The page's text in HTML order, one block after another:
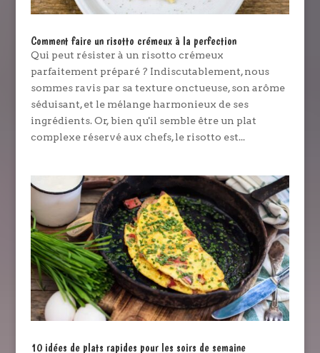
Comment faire un risotto crémeux à la perfection
Qui peut résister à un risotto crémeux
parfaitement préparé ? Indiscutablement, nous
sommes ravis par sa texture onctueuse, son arôme
séduisant, et le mélange harmonieux de ses
ingrédients. Or, bien qu'il semble être un plat
complexe réservé aux chefs, le risotto est...
10 idées de plats rapides pour les soirs de semaine